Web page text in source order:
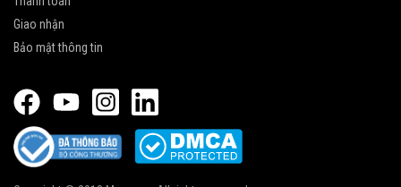
Giao nhận
Bảo mật thông tin